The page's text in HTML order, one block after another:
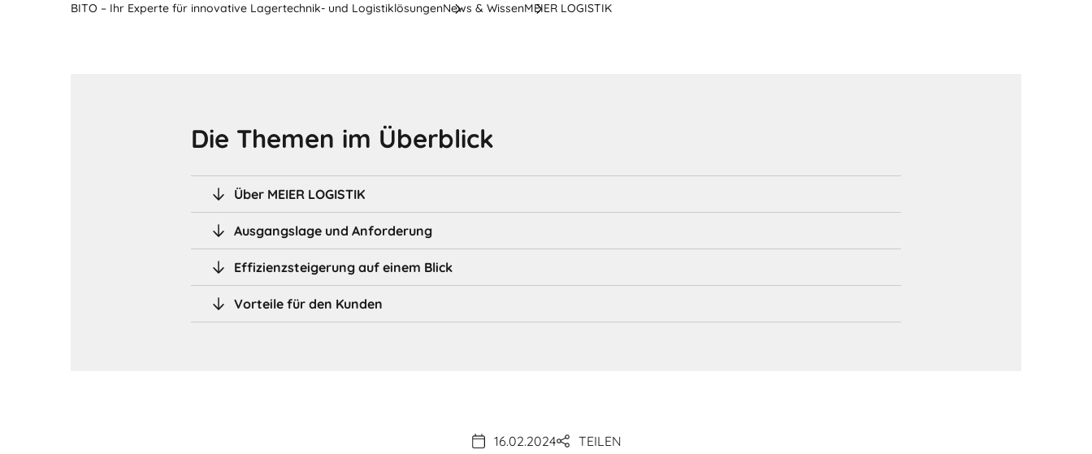
BITO – Ihr Experte für innovative Lagertechnik- und LogistiklösungenNews & WissenMEIER LOGISTIK
Die Themen im Überblick
Über MEIER LOGISTIK
Ausgangslage und Anforderung
Effizienzsteigerung auf einem Blick
Vorteile für den Kunden
16.02.2024 TEILEN